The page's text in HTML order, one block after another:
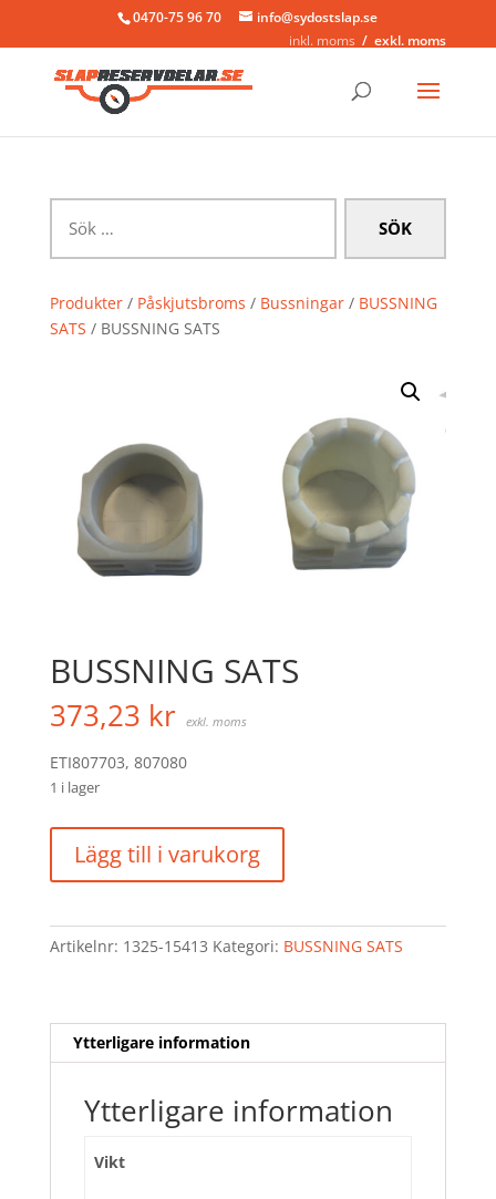
0470-75 96 70
info@sydostslap.se
inkl. moms
exkl. moms
efter:
Produkter/ Påskjutsbroms / Bussningar/ BUSSNING
SATS / BUSSNING SATS
BUSSNING SATS
373,23 kr exkl. moms
ETI807703, 807080
1 i lager
SATS
mängd
Lägg till i varukorg
Artikelnr: 1325-15413 Kategori: BUSSNING SATS
Ytterligare information
Ytterligare information
Vikt